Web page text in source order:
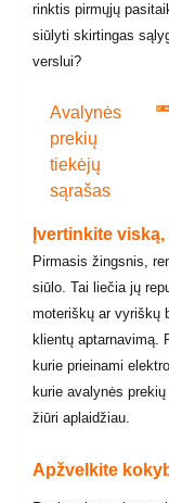
rinktis pirmųjų
siūlyti skirtingas
verslui?
Avalynės
prekių
tiekėjų
sąrašas
produkto
kiekis:
Drabužių/
trikotažo
prekių
tiekėjai
400
v
Įvertinkite
Pirmasis žingsnis,
siūlo. Tai liečia jų
moteriškų ar vyriškų
klientų aptarnavimą.
kurie prieinami
kurie avalynės
žiūri aplaidžiau.
Apžvelkite